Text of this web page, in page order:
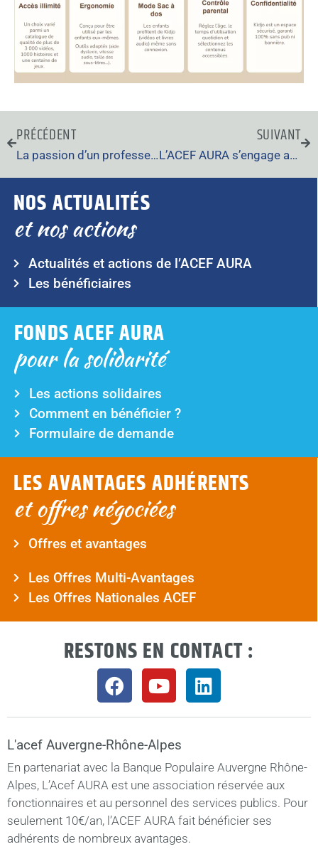
PRÉCÉDENT
La passion d’un professeur agrégé d’éducation musicale qui a créé l’association « Tous à la musique »
SUIVANT
L’ACEF AURA s’engage aux côtés du Comité de l’Entraide Défense (CED) à Lyon (69)
NOS ACTUALITÉS
et nos actions
Actualités et actions de l’ACEF AURA
Les bénéficiaires
FONDS ACEF AURA
pour la solidarité
Les actions solidaires
Comment en bénéficier ?
Formulaire de demande
LES AVANTAGES ADHÉRENTS
et offres négociées
Offres et avantages
Les Offres Multi-Avantages
Les Offres Nationales ACEF
RESTONS EN CONTACT :
L'acef Auvergne-Rhône-Alpes
En partenariat avec la Banque Populaire Auvergne Rhône-
Alpes, L’Acef AURA est une association réservée aux
fonctionnaires et au personnel des services publics. Pour
seulement 10€/an, l’ACEF AURA fait bénéficier ses
adhérents de nombreux avantages.